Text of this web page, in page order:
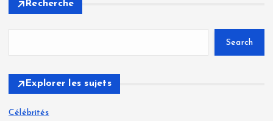
Recherche
Search
Explorer les sujets
Célébrités